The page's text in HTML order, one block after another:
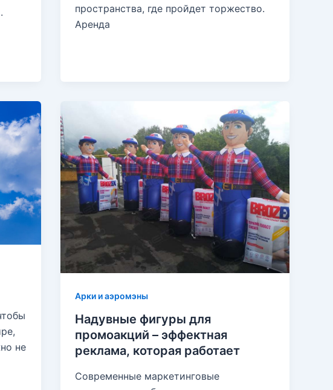
пространства, где пройдет торжество.
Аренда
не
Арки и аэромэны
Надувные фигуры для
промоакций – эффектная
реклама, которая работает
Современные маркетинговые